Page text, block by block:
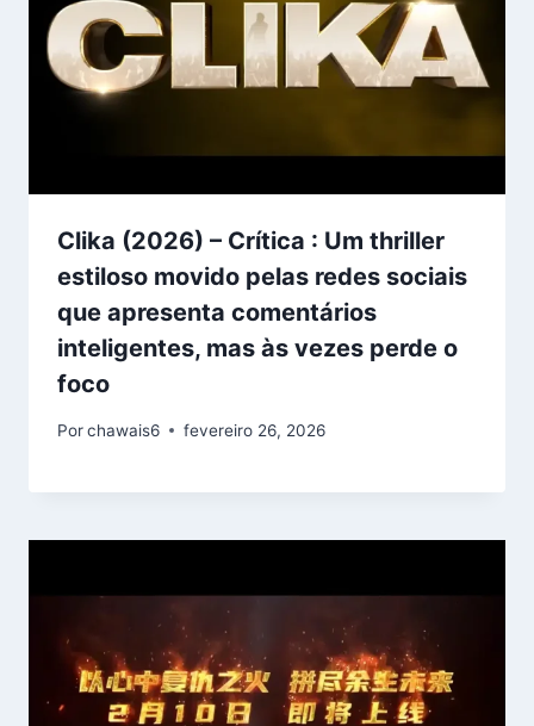
Clika (2026) – Crítica : Um thriller
estiloso movido pelas redes sociais
que apresenta comentários
inteligentes, mas às vezes perde o
foco
Porchawais6 fevereiro 26, 2026